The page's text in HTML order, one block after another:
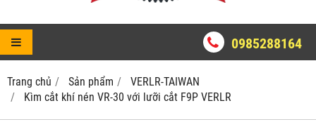
0985288164
Trang chủ Sản phẩm
VERLR-TAIWAN
Kìm cắt khí nén VR-30 với lưỡi cắt F9P VERLR